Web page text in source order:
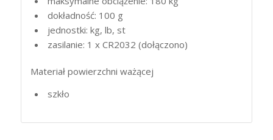
dokładność: 100 g
jednostki: kg, lb, st
zasilanie: 1 x CR2032 (dołączono)
Materiał powierzchni ważącej
szkło